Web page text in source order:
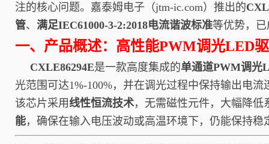
注的核心问题。嘉泰姆电子（jtm-ic.com）推出的
管、 满足IEC61000-3-2:2018电流谐波标准等优势，
一、产品概述：高性能PWM调光LED
CXLE86294E是一款高度集成的单通道PWM调光
光范围可达1%-100%，并在调光过程中保持输出电
该芯片采用线性恒流技术，无需磁性元件，大幅降
能，确保在输入电压波动或高温环境下，仍能保持稳